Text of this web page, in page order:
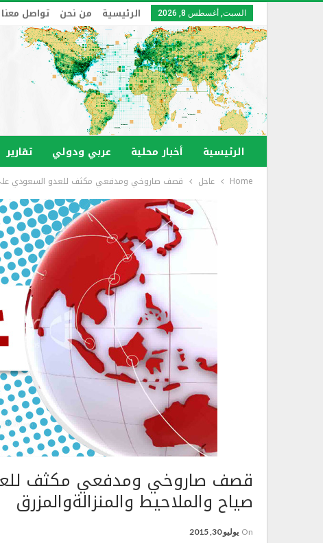
السبت, أغسطس 8, 2026 الرئيسية من نحن تواصل معنا
الرئيسية أخبار محلية عربي ودولي تقارير
Home عاجل قصف صاروخي ومدفعي مكثف للعدو السعودي على
قصف صاروخي ومدفعي مكثف
صياح والملاحيط والمنزالةوالمزرق
On يوليو 30, 2015